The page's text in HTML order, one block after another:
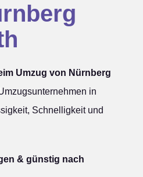
Umzug von Nürnberg
in
Schnelligkeit und
& günstig nach